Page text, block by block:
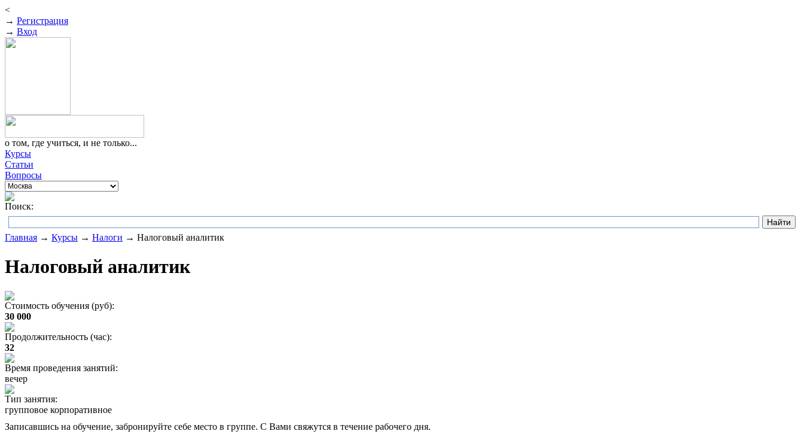
<
→ Регистрация
→ Вход
о том, где учиться, и не только...
Курсы
Статьи
Вопросы
Поиск:
Главная → Курсы → Налоги → Налоговый аналитик
Налоговый аналитик
Стоимость обучения (руб):
30 000
Продолжительность (час):
32
Время проведения занятий:
вечер
Тип занятия:
групповое корпоративное
Записавшись на обучение, забронируйте себе место в группе. С Вами свяжутся в течение рабочего дня.